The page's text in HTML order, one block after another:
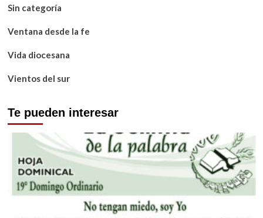
Sin categoría
Ventana desde la fe
Vida diocesana
Vientos del sur
Te pueden interesar